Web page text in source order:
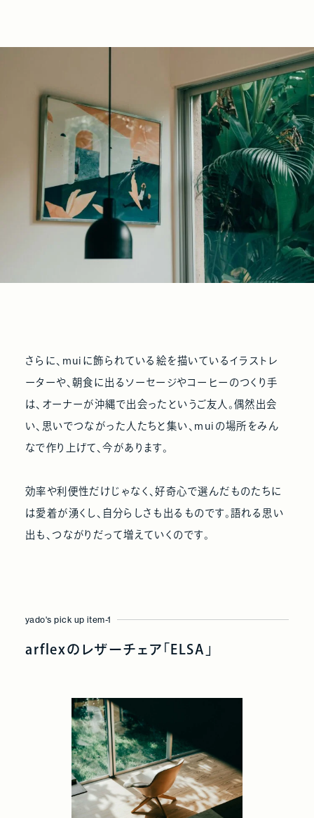
さらに、muiに飾られている絵を描いているイラストレ
ーターや、朝食に出るソーセージやコーヒーのつくり手
は、オーナーが沖縄で出会ったというご友人。偶然出会
い、思いでつながった人たちと集い、muiの場所をみん
なで作り上げて、今があります。
効率や利便性だけじゃなく、好奇心で選んだものたちに
は愛着が湧くし、自分らしさも出るものです。語れる思い
出も、つながりだって増えていくのです。
yado's pick up item-1
arflexのレザーチェア「ELSA」